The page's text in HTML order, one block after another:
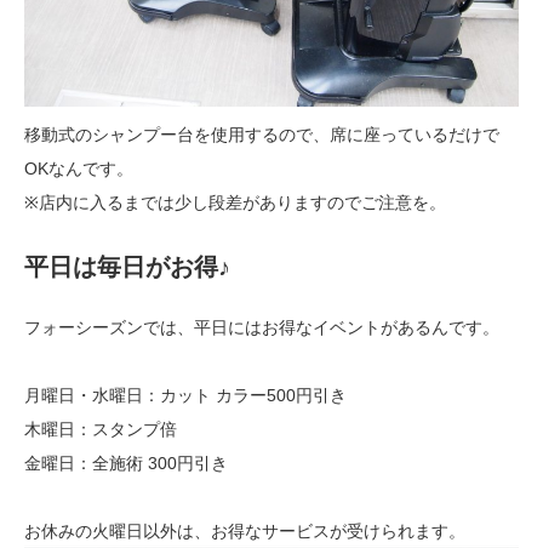
移動式のシャンプー台を使用するので、席に座っているだけで
OKなんです。
※店内に入るまでは少し段差がありますのでご注意を。
平日は毎日がお得♪
フォーシーズンでは、平日にはお得なイベントがあるんです。
月曜日・水曜日：カット カラー500円引き
木曜日：スタンプ倍
金曜日：全施術 300円引き
お休みの火曜日以外は、お得なサービスが受けられます。